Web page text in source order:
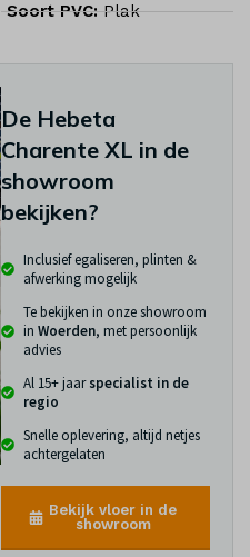
Soort PVC:Plak
De Hebeta
Charente XL in de
showroom
bekijken?
Inclusief egaliseren, plinten &
afwerking mogelijk
Te bekijken in onze showroom
in Woerden, met persoonlijk
advies
Al 15+ jaarspecialist in de
regio
Snelle oplevering, altijd netjes
achtergelaten
Bekijk vloer in de
showroom